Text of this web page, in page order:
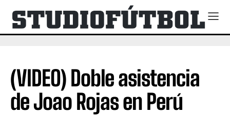
(VIDEO) Doble asistencia
de Joao Rojas en Perú